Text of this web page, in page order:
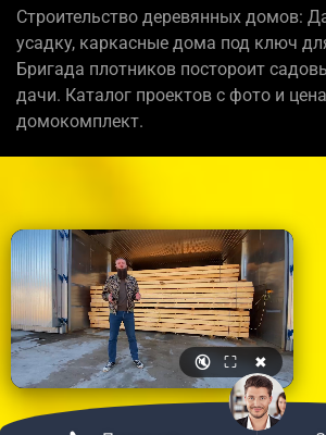
Строительство деревянных домов:
усадку, каркасные дома под ключ
Бригада плотников постороит
дачи. Каталог проектов с фото и
домокомплект.
🔇 ⛶ ✖